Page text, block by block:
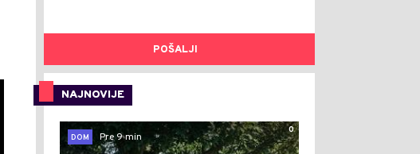
POŠALJI
NAJNOVIJE
0
DOM
Pre 9 min